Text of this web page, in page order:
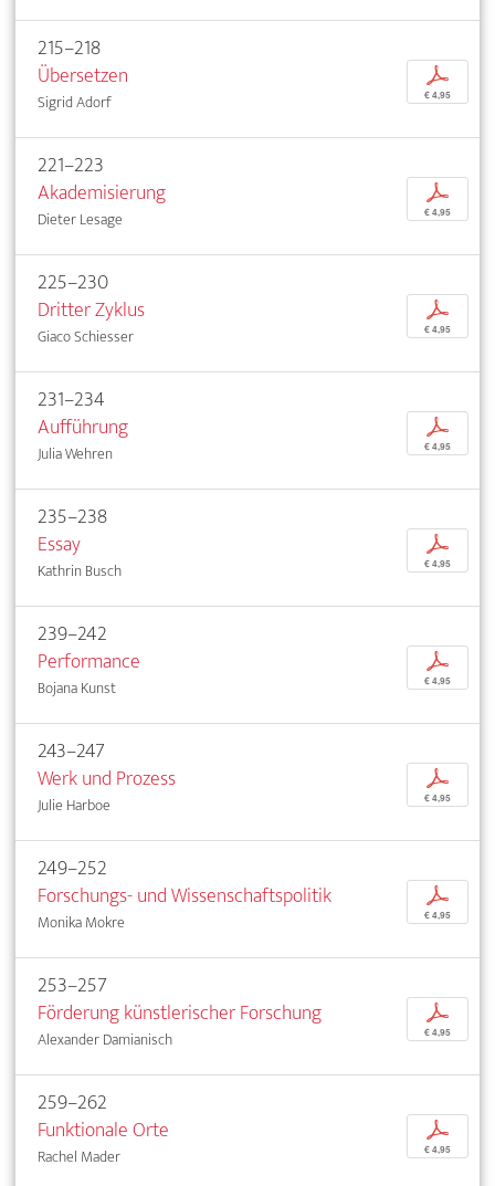
215–218
Übersetzen
Sigrid Adorf
p
€ 4,95
221–223
Akademisierung
Dieter Lesage
p
€ 4,95
225–230
Dritter Zyklus
Giaco Schiesser
p
€ 4,95
231–234
Aufführung
Julia Wehren
p
€ 4,95
235–238
Essay
Kathrin Busch
p
€ 4,95
239–242
Performance
Bojana Kunst
p
€ 4,95
243–247
Werk und Prozess
Julie Harboe
p
€ 4,95
249–252
Forschungs- und Wissenschaftspolitik
Monika Mokre
p
€ 4,95
253–257
Förderung künstlerischer Forschung
Alexander Damianisch
p
€ 4,95
259–262
Funktionale Orte
Rachel Mader
p
€ 4,95